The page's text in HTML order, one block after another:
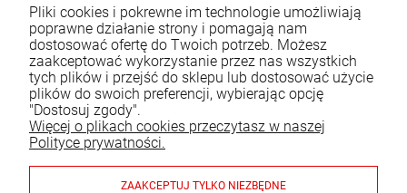
Tel.:
22 651 09 06
E-mail:
sklep@komo.pl
Moje konto
Pomoc
Informacje
Pliki cookies i pokrewne im technologie umożliwiają
poprawne działanie strony i pomagają nam
dostosować ofertę do Twoich potrzeb. Możesz
zaakceptować wykorzystanie przez nas wszystkich
tych plików i przejść do sklepu lub dostosować użycie
plików do swoich preferencji, wybierając opcję
"Dostosuj zgody".
Więcej o plikach cookies przeczytasz w naszej
Polityce prywatności.
ZAAKCEPTUJ TYLKO NIEZBĘDNE